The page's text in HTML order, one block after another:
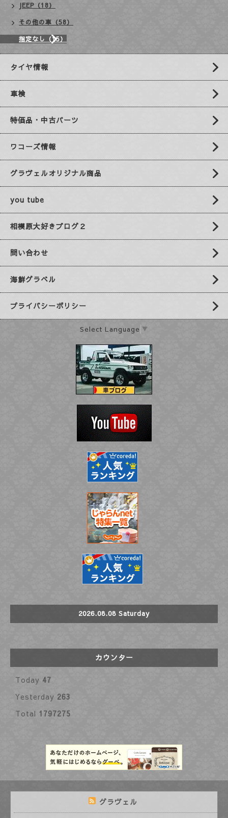
JEEP（18）
その他の車（58）
指定なし（15）
タイヤ情報
車検
特価品・中古パーツ
ワコーズ情報
グラヴェルオリジナル商品
you tube
相模原大好きブログ２
問い合わせ
海鮮グラベル
プライバシーポリシー
Select Language ▼
2026.08.08 Saturday
カウンター
Today 47
Yesterday 263
Total 1797275
グラヴェル